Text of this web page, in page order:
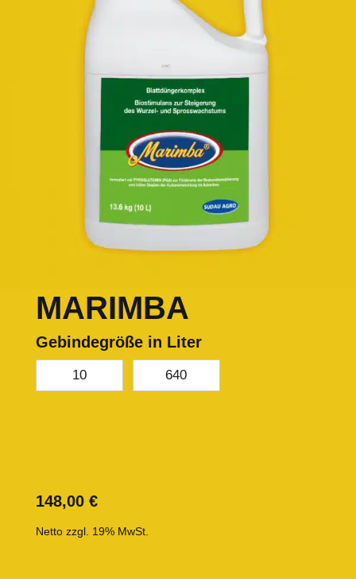
MARIMBA
Gebindegröße in Liter
10 640
148,00 €
Netto zzgl. 19% MwSt.